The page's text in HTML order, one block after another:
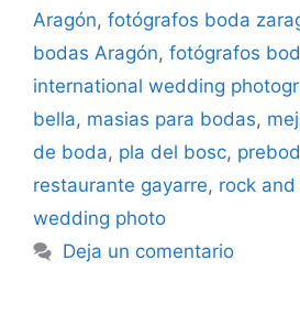
Aragón, fotógrafos boda
bodas Aragón, fotógrafos
international wedding
bella, masias para bodas,
de boda, pla del bosc,
restaurante gayarre, rock and
wedding photo
Deja un comentario